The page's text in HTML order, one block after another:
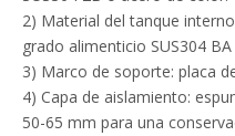
2) Material del tanque
grado alimenticio SUS304 BA
3) Marco de soporte: placa
4) Capa de aislamiento:
50-65 mm para una